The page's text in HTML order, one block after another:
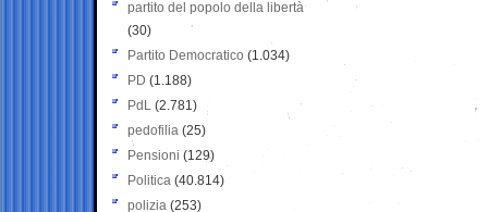
partito del popolo della libertà
(30)
Partito Democratico (1.034)
PD (1.188)
PdL (2.781)
pedofilia (25)
Pensioni (129)
Politica (40.814)
polizia (253)